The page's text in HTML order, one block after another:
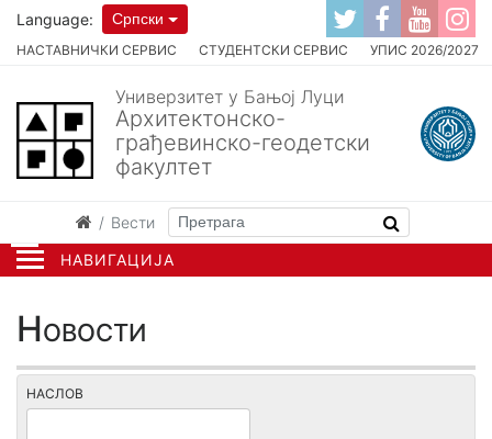
НАВИГАЦИЈА
НАСТАВНИЧКИ СЕРВИС СТУДЕНТСКИ СЕРВИС УПИС 2026/2027
Language: Српски
Универзитет у Бањој Луци
Архитектонско-
грађевинско-геодетски
факултет
Вести
Новости
НАСЛОВ